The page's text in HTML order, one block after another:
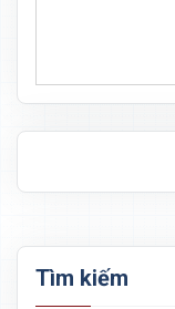
Tìm kiếm